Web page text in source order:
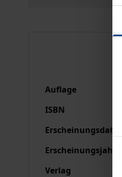
Auflage
ISBN
Erscheinungsdatum
Erscheinungsjahr
Verlag